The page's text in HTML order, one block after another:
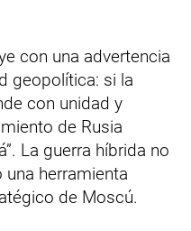
con una advertencia
geopolítica: si la
con unidad y
de Rusia
La guerra híbrida no
herramienta
de Moscú.